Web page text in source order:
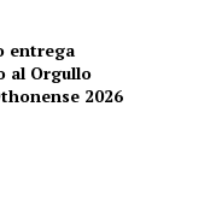
entrega
al Orgullo
2026